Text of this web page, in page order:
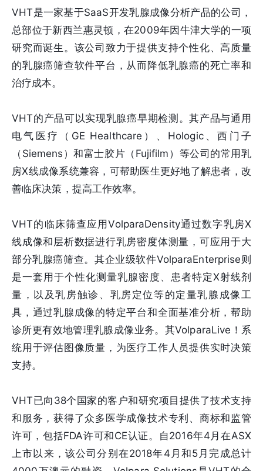
VHT是一家基于SaaS开发乳腺成像分析产品的公司，
总部位于新西兰惠灵顿，在2009年因牛津大学的一项
研究而诞生。该公司致力于提供支持个性化、高质量
的乳腺癌筛查软件平台，从而降低乳腺癌的死亡率和
治疗成本。
VHT的产品可以实现乳腺癌早期检测。其产品与通用
电气医疗（GE Healthcare）、Hologic、西门子
（Siemens）和富士胶片（Fujifilm）等公司的常用乳
房X线成像系统兼容，可帮助医生更好地了解患者，改
善临床决策，提高工作效率。
VHT的临床筛查应用VolparaDensity通过数字乳房X
线成像和层析数据进行乳房密度体测量，可应用于大
部分乳腺癌筛查。其企业级软件VolparaEnterprise则
是一套用于个性化测量乳腺密度、患者特定X射线剂
量，以及乳房触诊、乳房定位等的定量乳腺成像工
具，通过乳腺成像的特定平台和全面基准分析，帮助
诊所更有效地管理乳腺成像业务。其VolparaLive！系
统用于评估图像质量，为医疗工作人员提供实时决策
支持。
VHT已向38个国家的客户和研究项目提供了技术支持
和服务，获得了众多医学成像技术专利、商标和监管
许可，包括FDA许可和CE认证。自2016年4月在ASX
上市以来，该公司分别在2018年4月和5月完成总计